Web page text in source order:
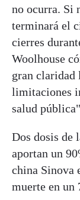
no ocurra. Si
terminará el
cierres
Woolhouse
gran
limitaciones
salud
Dos dosis de
aportan un
china Sinova
muerte en un